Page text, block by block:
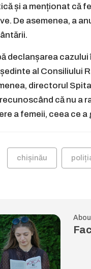
și a menționat că
De asemenea, a
declanșarea cazului
al Consiliului
directorul
că nu a
a femeii, ceea ce
chișinău